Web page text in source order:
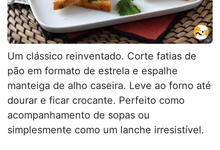
Um clássico reinventado. Corte fatias de
pão em formato de estrela e espalhe
manteiga de alho caseira. Leve ao forno até
dourar e ficar crocante. Perfeito como
acompanhamento de sopas ou
simplesmente como um lanche irresistível.